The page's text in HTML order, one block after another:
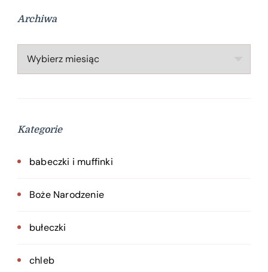
Archiwa
Archiwa
Kategorie
babeczki i muffinki
Boże Narodzenie
bułeczki
chleb